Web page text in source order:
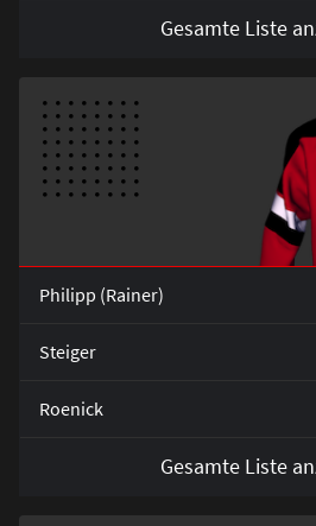
Gesamte Liste
Philipp (Rainer)
Steiger
Roenick
Gesamte Liste